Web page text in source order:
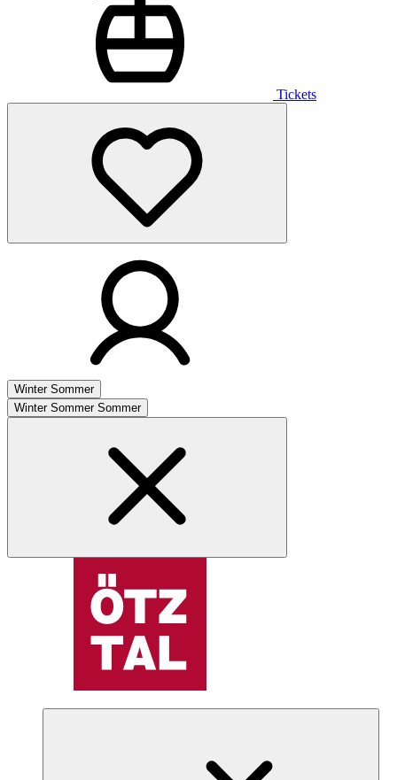
Tickets
Winter Sommer
Winter Sommer Sommer